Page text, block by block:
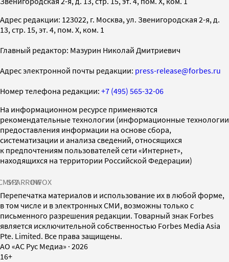
Адрес редакции: 123022, г. Москва, ул. Звенигородская 2-я, д.
13, стр. 15, эт. 4, пом. X, ком. 1
Главный редактор: Мазурин Николай Дмитриевич
Адрес электронной почты редакции: press-release@forbes.ru
Номер телефона редакции: +7 (495) 565-32-06
На информационном ресурсе применяются
рекомендательные технологии (информационные технологии
предоставления информации на основе сбора,
систематизации и анализа сведений, относящихся
к предпочтениям пользователей сети «Интернет»,
находящихся на территории Российской Федерации)
SPARROWINFOX
Перепечатка материалов и использование их в любой форме,
в том числе и в электронных СМИ, возможны только с
письменного разрешения редакции. Товарный знак Forbes
является исключительной собственностью Forbes Media Asia
Pte. Limited. Все права защищены.
AO «АС Рус Медиа» · 2026
16+